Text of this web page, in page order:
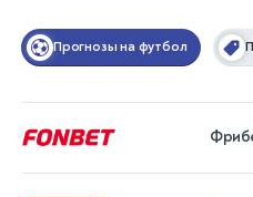
Прогнозы на футбол